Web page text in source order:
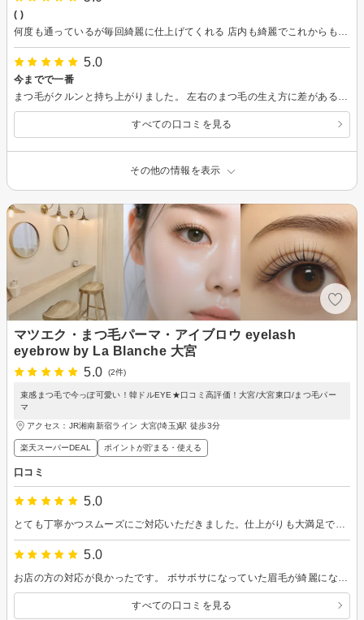
( )
5.0
今までで一番
すべての口コミを見る
その他の情報を表示
マツエク・まつ毛パーマ・アイブロウ eyelash
eyebrow by La Blanche 大宮
5.0
(2件)
束感まつ毛で今っぽ可愛い！韓ドルEYE★口コミ高評価！大宮/大宮東口/まつ毛パー
マ
アクセス：JR湘南新宿ライン 大宮(埼玉)駅 徒歩3分
楽天スーパーDEAL ポイントが貯まる・使える
口コミ
5.0
5.0
すべての口コミを見る